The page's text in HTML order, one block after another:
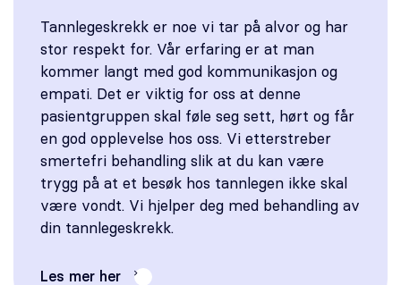
Tannlegeskrekk er noe vi tar på alvor og har
stor respekt for. Vår erfaring er at man
kommer langt med god kommunikasjon og
empati. Det er viktig for oss at denne
pasientgruppen skal føle seg sett, hørt og får
en god opplevelse hos oss. Vi etterstreber
smertefri behandling slik at du kan være
trygg på at et besøk hos tannlegen ikke skal
være vondt. Vi hjelper deg med behandling av
din tannlegeskrekk.
Les mer her